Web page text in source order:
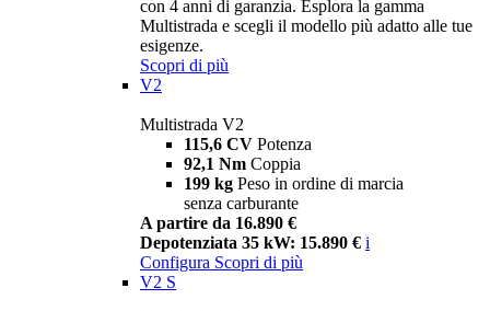
con 4 anni di garanzia. Esplora la gamma
Multistrada e scegli il modello più adatto alle tue
esigenze.
Scopri di più
V2
Multistrada V2
115,6 CV Potenza
92,1 Nm Coppia
199 kg Peso in ordine di marcia
senza carburante
A partire da 16.890 €
Depotenziata 35 kW: 15.890 € i
Configura Scopri di più
V2 S